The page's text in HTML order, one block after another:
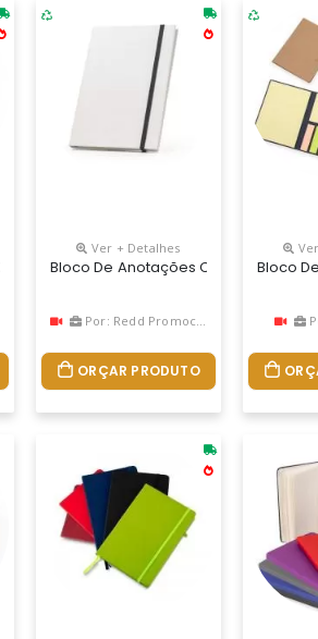
Pautas Personalizado
Ver + Detalhes
Bloco De Anotações Com Pauta
Por: Redd Promocional
ORÇAR PRODUTO
Bloco